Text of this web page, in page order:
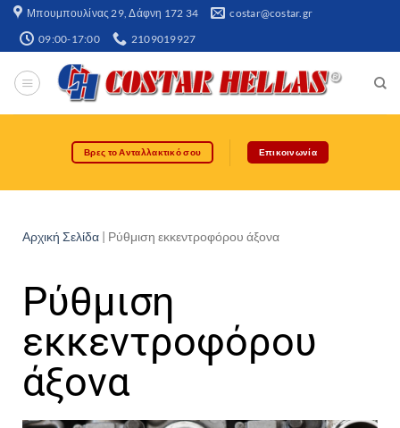
Μπουμπουλίνας 29, Δάφνη 172 34​ costar@costar.gr
09:00-17:00 2109019927
Βρες το Ανταλλακτικό σου Επικοινωνία
Αρχική Σελίδα | Ρύθμιση εκκεντροφόρου άξονα
Ρύθμιση
εκκεντροφόρου
άξονα